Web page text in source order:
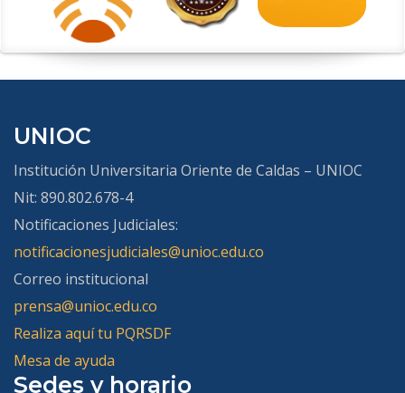
UNIOC
Institución Universitaria Oriente de Caldas – UNIOC
Nit: 890.802.678-4
Notificaciones Judiciales:
notificacionesjudiciales@unioc.edu.co
Correo institucional
prensa@unioc.edu.co
Realiza aquí tu PQRSDF
Mesa de ayuda
Sedes y horario